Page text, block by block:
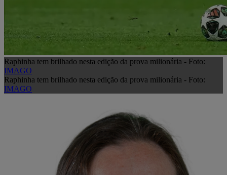
Raphinha tem brilhado nesta edição da prova milionária - Foto:
IMAGO
Raphinha tem brilhado nesta edição da prova milionária - Foto:
IMAGO